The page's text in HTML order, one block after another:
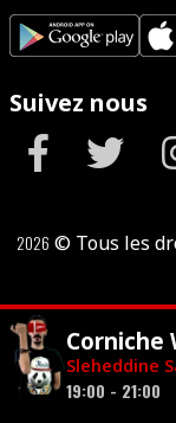
Suivez nous
2026 © Tous les
Corniche
Sleheddine
19:00 - 21:00